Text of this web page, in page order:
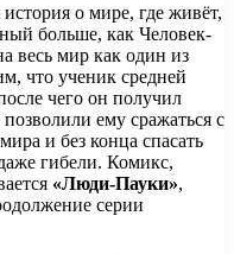
о мире, где живёт,
больше, как Человек-
весь мир как один из
что ученик средней
чего он получил
ему сражаться с
и без конца спасать
гибели. Комикс,
«Люди-Пауки»,
серии